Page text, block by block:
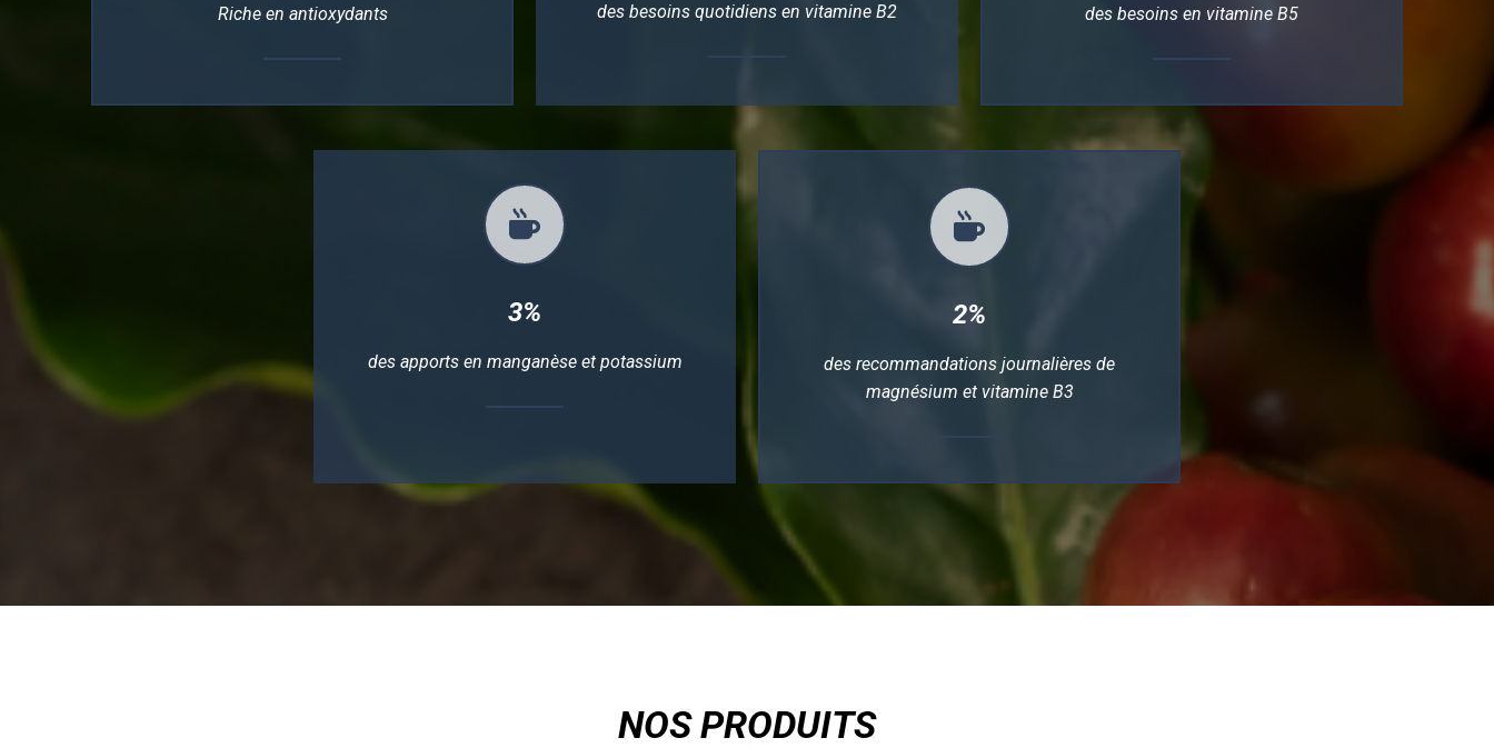
Riche en antioxydants des besoins quotidiens en vitamine B2 des besoins en vitamine B5
3%
des apports en manganèse et potassium
2%
des recommandations journalières de
magnésium et vitamine B3
NOS PRODUITS